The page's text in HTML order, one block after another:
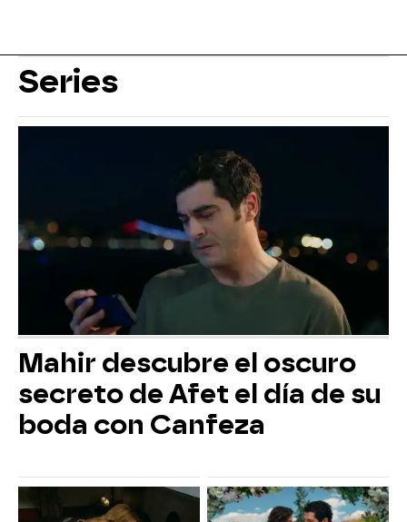
Series
Mahir descubre el oscuro
secreto de Afet el día de su
boda con Canfeza